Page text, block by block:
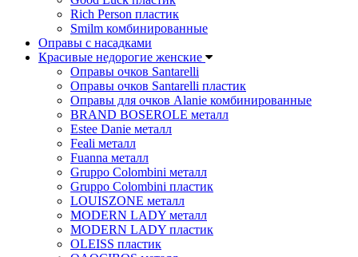
Rich Person пластик
Smilm комбинированные
Оправы с насадками
Красивые недорогие женские
Оправы очков Santarelli
Оправы очков Santarelli пластик
Оправы для очков Alanie комбинированные
BRAND BOSEROLE металл
Estee Danie металл
Feali металл
Fuanna металл
Gruppo Colombini металл
Gruppo Colombini пластик
LOUISZONE металл
MODERN LADY металл
MODERN LADY пластик
OLEISS пластик